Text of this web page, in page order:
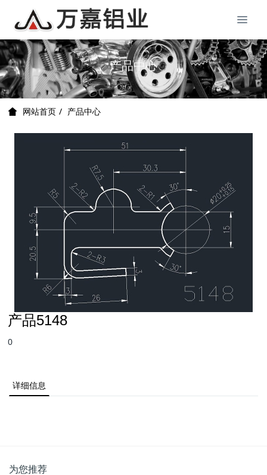
产品中心
网站首页 产品中心
产品5148
0
详细信息
为您推荐